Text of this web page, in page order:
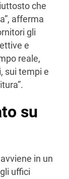
che
afferma
gli
e
reale,
sui tempi e
su
in un
uffici